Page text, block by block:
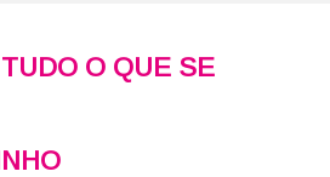
O QUE SE